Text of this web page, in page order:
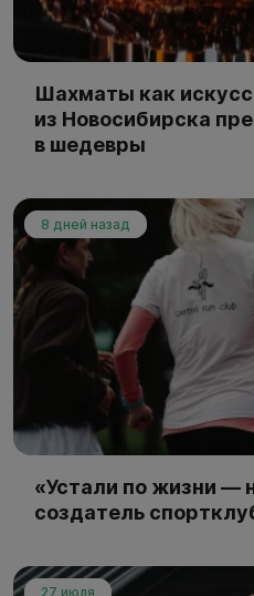
Шахматы как
из Новосибирска
в шедевры
8 дней назад
«Устали по жизни —
создатель
27 июля